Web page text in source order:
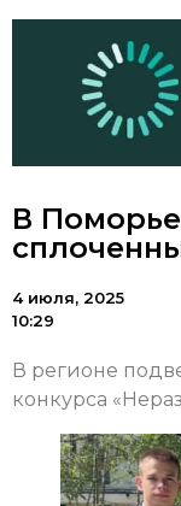
В
4 июля, 2025
10:29
В регионе
конкурса